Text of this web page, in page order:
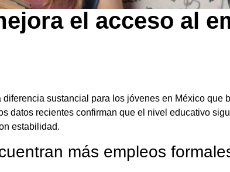
el acceso al
sustancial para los jóvenes en México que
datos recientes confirman que el nivel educativo
estabilidad.
más empleos